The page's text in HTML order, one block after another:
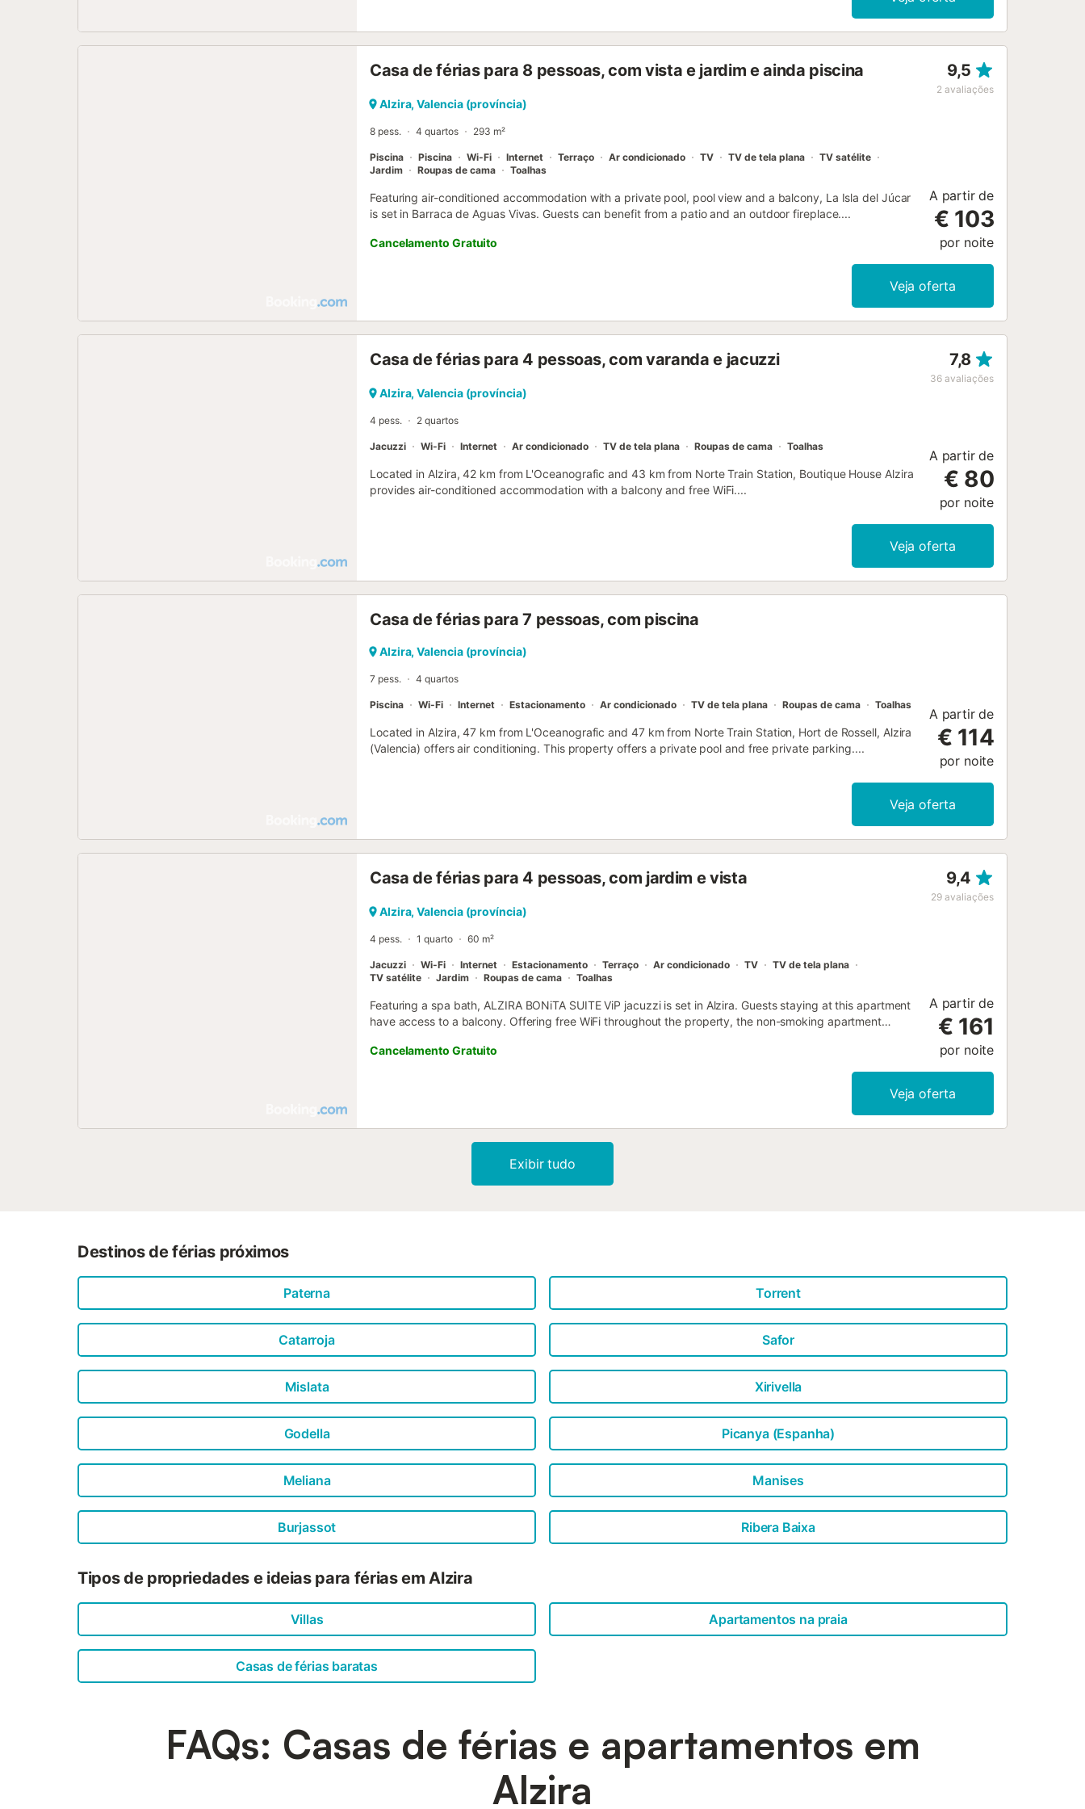
piscina privada espera por si para se refrescar nos dias quentes. Uma área de estar sombreada convida
a desfrutar de refeições ao ar livre ou a relaxar no final do dia. Perto de Alzira, poderá descobrir um
Casa de férias para 8 pessoas, com vista e jardim e ainda piscina 9,5
2 avaliações
Alzira, Valencia (província)
8 pess. 4 quartos 293 m²
Piscina Piscina Wi-Fi Internet Terraço Ar condicionado TV TV de tela plana
TV satélite
Jardim
Roupas de cama Toalhas
Featuring air-conditioned accommodation with a private pool, pool view and a balcony, La Isla del Júcar
is set in Barraca de Aguas Vivas. Guests can benefit from a patio and an outdoor fireplace....
Cancelamento Gratuito
A partir de
€ 103
por noite
Veja oferta
Casa de férias para 4 pessoas, com varanda e jacuzzi 7,8
36 avaliações
Alzira, Valencia (província)
4 pess. 2 quartos
Jacuzzi Wi-Fi Internet Ar condicionado TV de tela plana Roupas de cama Toalhas
Located in Alzira, 42 km from L'Oceanografic and 43 km from Norte Train Station, Boutique House Alzira
provides air-conditioned accommodation with a balcony and free WiFi....
A partir de
€ 80
por noite
Veja oferta
Casa de férias para 7 pessoas, com piscina
Alzira, Valencia (província)
7 pess. 4 quartos
Piscina Wi-Fi Internet Estacionamento Ar condicionado TV de tela plana Roupas de cama Toalhas
Located in Alzira, 47 km from L'Oceanografic and 47 km from Norte Train Station, Hort de Rossell, Alzira
(Valencia) offers air conditioning. This property offers a private pool and free private parking....
A partir de
€ 114
por noite
Veja oferta
Casa de férias para 4 pessoas, com jardim e vista 9,4
29 avaliações
Alzira, Valencia (província)
4 pess. 1 quarto 60 m²
Jacuzzi Wi-Fi Internet Estacionamento Terraço Ar condicionado TV
TV de tela plana
TV satélite
Jardim Roupas de cama Toalhas
Featuring a spa bath, ALZIRA BONiTA SUITE ViP jacuzzi is set in Alzira. Guests staying at this apartment
have access to a balcony. Offering free WiFi throughout the property, the non-smoking apartment
Cancelamento Gratuito
A partir de
€ 161
por noite
Veja oferta
Exibir tudo
Destinos de férias próximos
Paterna Torrent
Catarroja Safor
Mislata Xirivella
Godella Picanya (Espanha)
Meliana Manises
Burjassot Ribera Baixa
Tipos de propriedades e ideias para férias em Alzira
Villas Apartamentos na praia
Casas de férias baratas
FAQs: Casas de férias e apartamentos em
Alzira